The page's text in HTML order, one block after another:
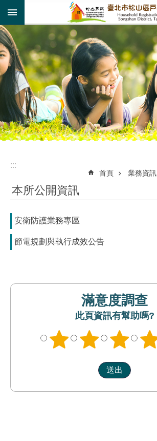
跳到主要內容區塊
:::
:::
首頁 業務資訊
本所公開資訊
安衛防護業務專區
節電規劃與執行成效公告
滿意度調查
此頁資訊有幫助嗎?